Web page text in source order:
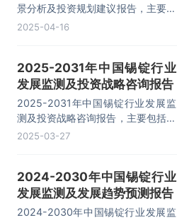
景分析及投资规划建议报告，主要包
括行业市场竞争状况及市场格局解
容。
2025-04-16
2025-2031年中国锡锭行业
发展监测及投资战略咨询报告
2025-2031年中国锡锭行业发展监
测及投资战略咨询报告，主要包括行
业产业链分析、重点企业发展分析、
2025-03-27
2024-2030年中国锡锭行业
发展监测及发展趋势预测报告
2024-2030年中国锡锭行业发展监